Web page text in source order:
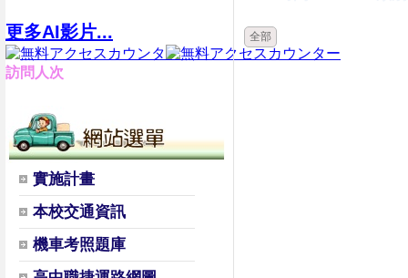
更多AI影片...
訪問人次
實施計畫
本校交通資訊
機車考照題庫
全部